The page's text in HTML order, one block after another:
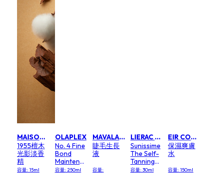
MAISON W
1955檀木
光影淡香
精
容量: 15ml
OLAPLEX
No. 4 Fine
Bond
Maintenance
Shampoo
容量: 250ml
MAVALA SWITZERLAND 美麗華
睫毛生長
液
容量:
LIERAC 黎瑞
Sunissime
The Self-
Tanning
Face
容量: 30ml
EIR COSMETIC
保濕爽膚
水
容量: 150ml